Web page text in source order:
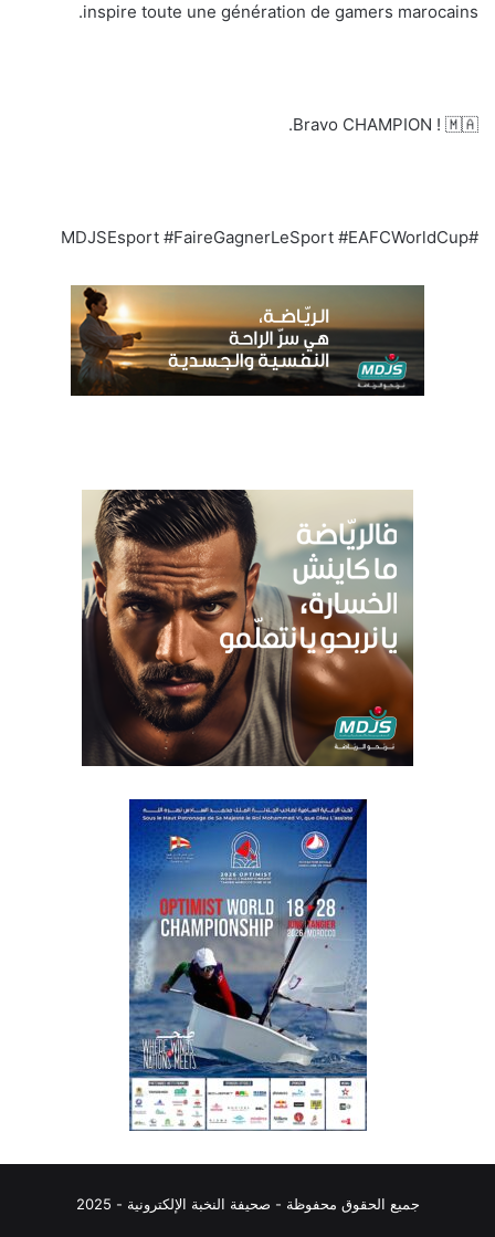
inspire toute une génération de gamers marocains.
Bravo CHAMPION ! 🇲🇦.
#MDJSEsport #FaireGagnerLeSport #EAFCWorldCup
جميع الحقوق محفوظة - صحيفة النخبة الإلكترونية - 2025